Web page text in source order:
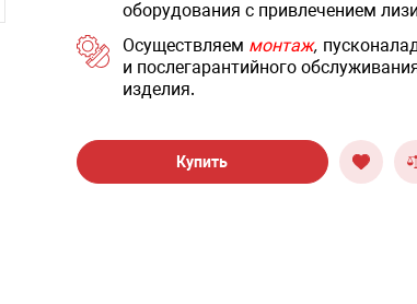
оборудования с привлечением
Осуществляем монтаж,
и послегарантийного
изделия.
Купить